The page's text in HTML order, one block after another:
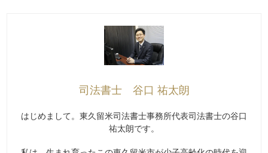
司法書士 谷口 祐太朗
はじめまして。東久留米司法書士事務所代表司法書士の谷口
祐太朗です。